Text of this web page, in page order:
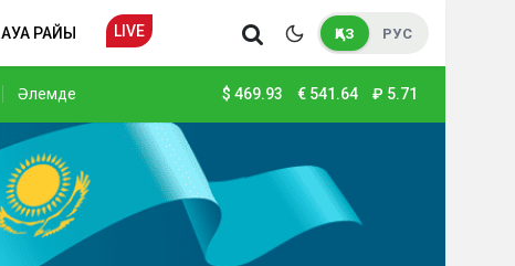
АУА РАЙЫ LIVE ҚАЗ РУС
Әлемде $ 469.93 € 541.64 ₽ 5.71